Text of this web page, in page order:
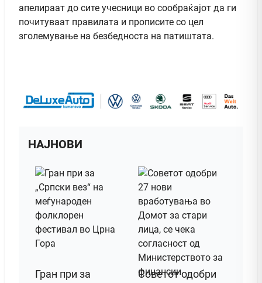
апелираат до сите учесници во сообраќајот да ги
почитуваат правилата и прописите со цел
зголемување на безбедноста на патиштата.
НАЈНОВИ
Гран при за Советот одобри